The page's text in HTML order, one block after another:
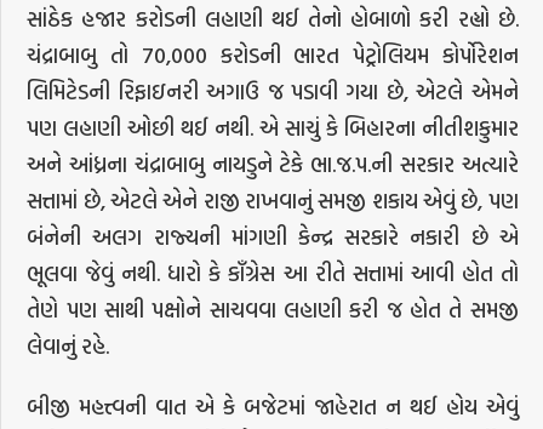
સાંઠેક હજાર કરોડની લહાણી થઈ તેનો હોબાળો કરી રહ્યો છે.
ચંદ્રાબાબુ તો 70,000 કરોડની ભારત પેટ્રોલિયમ કોર્પોરેશન
લિમિટેડની રિફાઇનરી અગાઉ જ પડાવી ગયા છે, એટલે એમને
પણ લહાણી ઓછી થઈ નથી. એ સાચું કે બિહારના નીતીશકુમાર
અને આંધ્રના ચંદ્રાબાબુ નાયડુને ટેકે ભા.જ.પ.ની સરકાર અત્યારે
સત્તામાં છે, એટલે એને રાજી રાખવાનું સમજી શકાય એવું છે, પણ
બંનેની અલગ રાજ્યની માંગણી કેન્દ્ર સરકારે નકારી છે એ
ભૂલવા જેવું નથી. ધારો કે કાઁગ્રેસ આ રીતે સત્તામાં આવી હોત તો
તેણે પણ સાથી પક્ષોને સાચવવા લહાણી કરી જ હોત તે સમજી
લેવાનું રહે.
બીજી મહત્ત્વની વાત એ કે બજેટમાં જાહેરાત ન થઈ હોય એવું